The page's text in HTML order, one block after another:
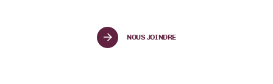
NOUS JOINDRE